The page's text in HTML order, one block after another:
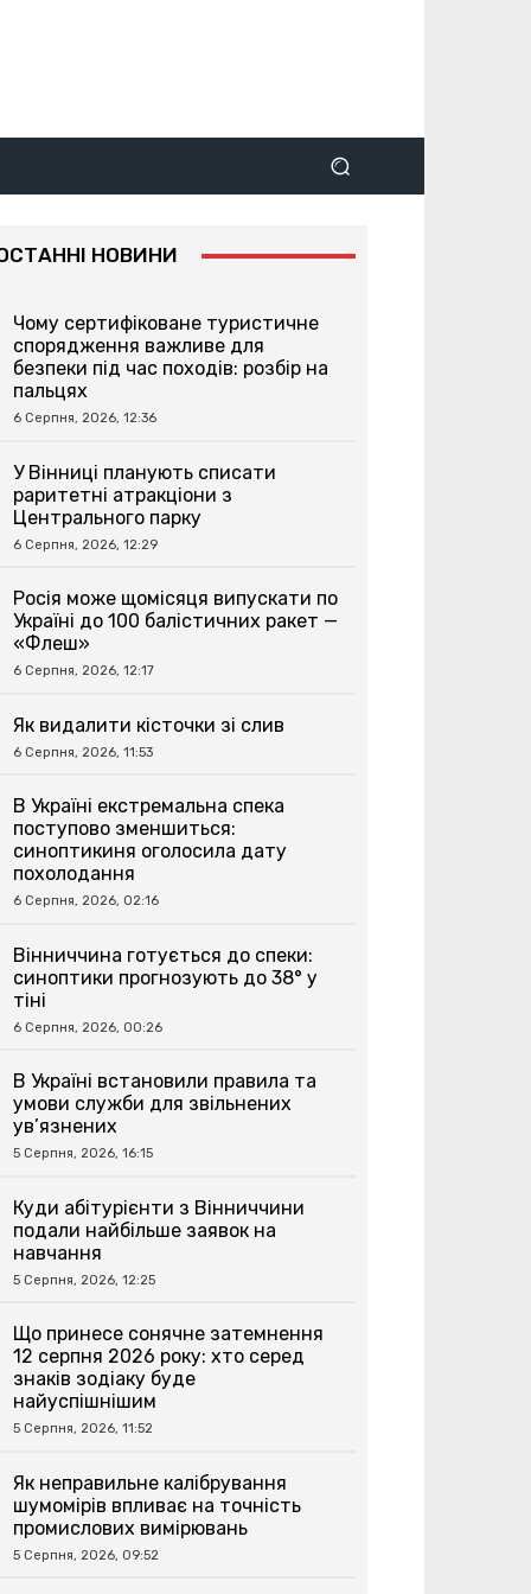
НОВИНИ
Чому сертифіковане туристичне
спорядження важливе для
безпеки під час походів: розбір на
пальцях
6 Серпня, 2026, 12:36
У Вінниці планують списати
раритетні атракціони з
Центрального парку
6 Серпня, 2026, 12:29
Росія може щомісяця випускати по
Україні до 100 балістичних ракет —
«Флеш»
6 Серпня, 2026, 12:17
Як видалити кісточки зі слив
6 Серпня, 2026, 11:53
В Україні екстремальна спека
поступово зменшиться:
синоптикиня оголосила дату
похолодання
6 Серпня, 2026, 02:16
Вінниччина готується до спеки:
синоптики прогнозують до 38° у
тіні
6 Серпня, 2026, 00:26
В Україні встановили правила та
умови служби для звільнених
ув’язнених
5 Серпня, 2026, 16:15
Куди абітурієнти з Вінниччини
подали найбільше заявок на
навчання
5 Серпня, 2026, 12:25
Що принесе сонячне затемнення
12 серпня 2026 року: хто серед
знаків зодіаку буде
найуспішнішим
5 Серпня, 2026, 11:52
Як неправильне калібрування
шумомірів впливає на точність
промислових вимірювань
5 Серпня, 2026, 09:52